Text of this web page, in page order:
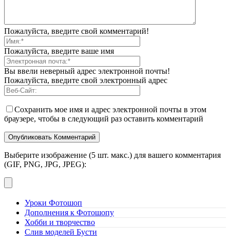
Пожалуйста, введите свой комментарий!
Пожалуйста, введите ваше имя
Вы ввели неверный адрес электронной почты!
Пожалуйста, введите свой электронный адрес
Сохранить мое имя и адрес электронной почты в этом
браузере, чтобы в следующий раз оставить комментарий
Выберите изображение (5 шт. макс.) для вашего комментария
(GIF, PNG, JPG, JPEG):
Уроки Фотошоп
Дополнения к Фотошопу
Хобби и творчество
Слив моделей Бусти